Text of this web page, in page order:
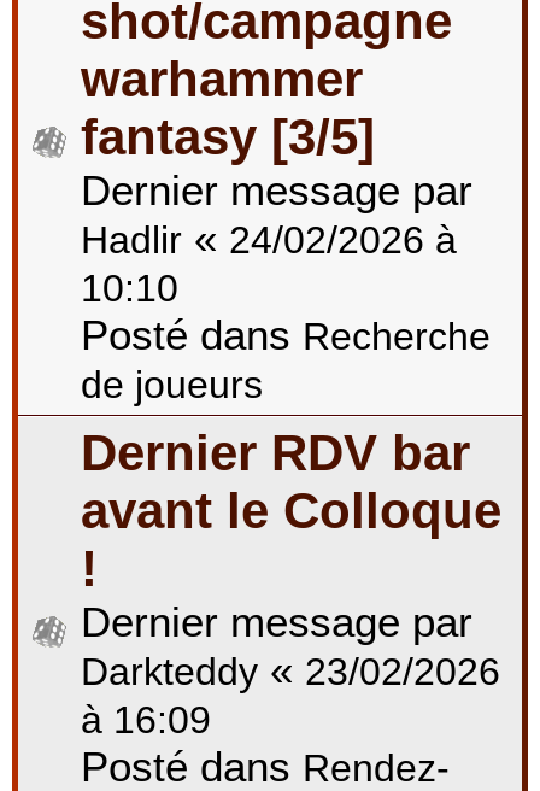
shot/campagne
warhammer
fantasy [3/5]
Dernier message par
Hadlir « 24/02/2026 à
10:10
Posté dans Recherche
de joueurs
Dernier RDV bar
avant le Colloque
!
Dernier message par
Darkteddy « 23/02/2026
à 16:09
Posté dans Rendez-